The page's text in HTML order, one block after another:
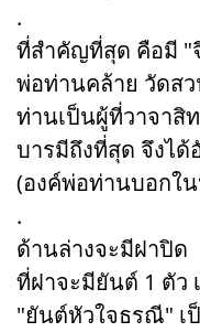
.
ที่สำคัญที่สุด คือมี "
พ่อท่านคล้าย วัดส
ท่านเป็นผู้ที่วาจาสิ
บารมีถึงที่สุด จึงได้
(องค์พ่อท่านบอกใ
.
ด้านล่างจะมีฝาปิด
ที่ฝาจะมียันต์ 1 ตัว
"ยันต์หัวใจธรณี" เ